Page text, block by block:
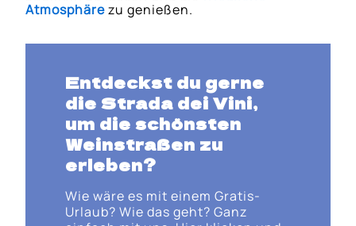
Atmosphärezu genießen.
Entdeckst du gerne
die Strada dei Vini,
um die schönsten
Weinstraßen zu
erleben?
Wie wäre es mit einem Gratis-
Urlaub? Wie das geht? Ganz